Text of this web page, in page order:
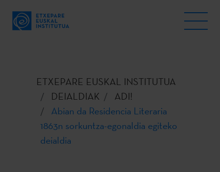
ETXEPARE EUSKAL INSTITUTUA
DEIALDIAK
ADI!
Abian da Residencia Literaria
1863n sorkuntza-egonaldia egiteko
deialdia